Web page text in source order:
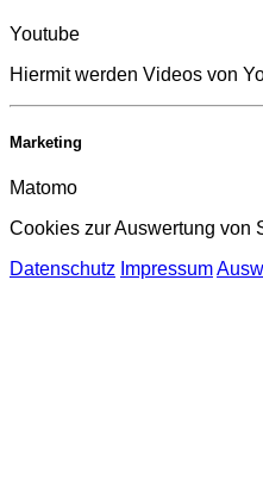
Youtube
Hiermit werden Videos von
Marketing
Matomo
Cookies zur Auswertung von
Datenschutz Impressum